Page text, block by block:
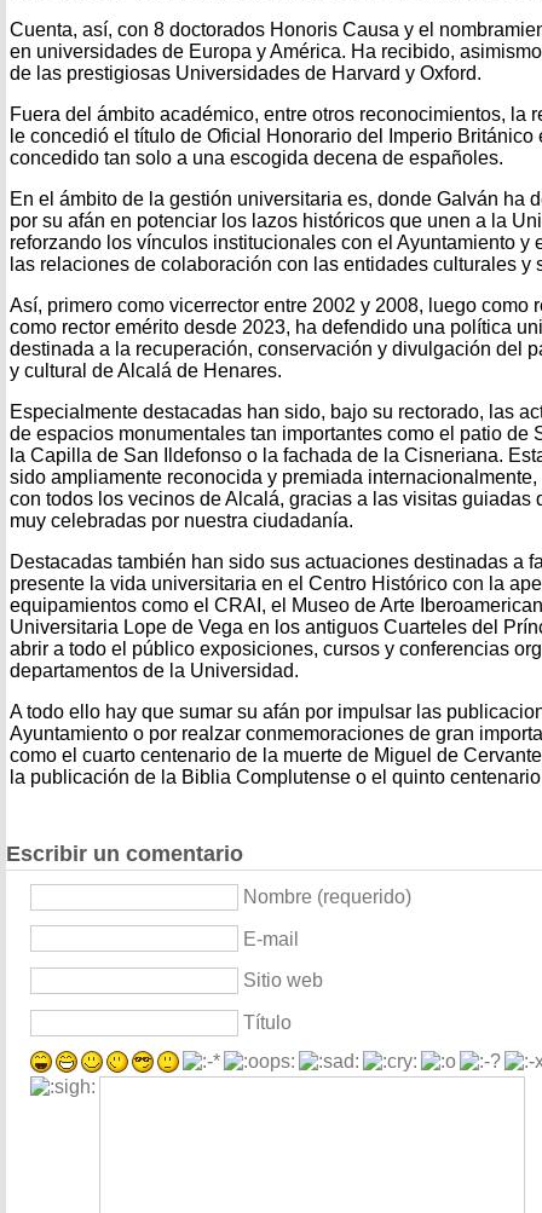
Cuenta, así, con 8 doctorados Honoris Causa y el
en universidades de Europa y América. Ha recibido,
de las prestigiosas Universidades de Harvard y Oxford.
Fuera del ámbito académico, entre otros reconocimientos, la
le concedió el título de Oficial Honorario del Imperio Británico
concedido tan solo a una escogida decena de españoles.
En el ámbito de la gestión universitaria es, donde Galván ha
por su afán en potenciar los lazos históricos que unen a la
reforzando los vínculos institucionales con el Ayuntamiento y
las relaciones de colaboración con las entidades culturales y
Así, primero como vicerrector entre 2002 y 2008, luego como
como rector emérito desde 2023, ha defendido una política
destinada a la recuperación, conservación y divulgación del
y cultural de Alcalá de Henares.
Especialmente destacadas han sido, bajo su rectorado, las
de espacios monumentales tan importantes como el patio de
la Capilla de San Ildefonso o la fachada de la Cisneriana.
sido ampliamente reconocida y premiada
con todos los vecinos de Alcalá, gracias a las visitas guiadas
muy celebradas por nuestra ciudadanía.
Destacadas también han sido sus actuaciones destinadas a
presente la vida universitaria en el Centro Histórico con la
equipamientos como el CRAI, el Museo de Arte
Universitaria Lope de Vega en los antiguos Cuarteles del
abrir a todo el público exposiciones, cursos y conferencias
departamentos de la Universidad.
A todo ello hay que sumar su afán por impulsar las
Ayuntamiento o por realzar conmemoraciones de gran
como el cuarto centenario de la muerte de Miguel de
la publicación de la Biblia Complutense o el quinto
Escribir un comentario
Nombre (requerido)
E-mail
Sitio web
Título